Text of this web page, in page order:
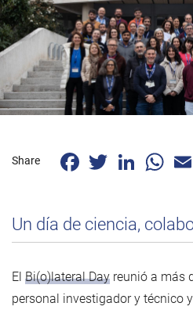
Share FacebookTwitterLinkedIn
Un día de ciencia,
El Bi(o)lateral Day reunió a más
personal investigador y técnico